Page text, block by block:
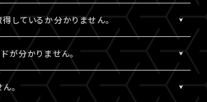
［Q:A!-IDとは何ですか？］ をご参照ください。
ッズを購入されたことがある場合は、その際に
アドレスがA!-IDとなります。
ンクラブ会員の場合、そちらで登録・連携され
A!-IDとなります。
レス）をお持ちでない方は、LIVESHIP会員登録
メールアドレス宛に【@liveship.tokyo】ドメイ
をお知らせするメールを配信しております。
て自動振り分け・受信拒否されていないかご確
より10分間有効です。
しているか分かりません。
ドレスのA!-ID取得有無は、こちら
より確認するこ
」をご利用の方はA!-IDの取得が完了していま
メールアドレス）とパスワードでログインくださ
が分かりません。
の場合は、こちら
よりパスワード再設定を行え
。